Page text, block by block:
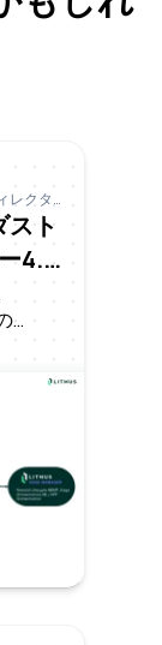
レクタ
スト
4.0
イン
たし
の